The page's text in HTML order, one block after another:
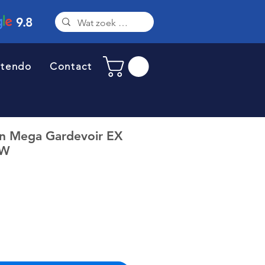
9.8
Contact
Mega Gardevoir EX